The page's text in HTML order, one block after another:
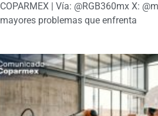
COPARMEX | Vía: @RGB360mx X:
mayores problemas que enfrenta